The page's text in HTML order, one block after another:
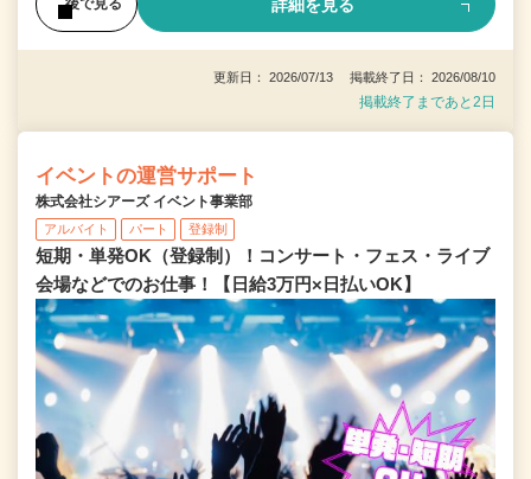
後で見る 詳細を見る
更新日： 2026/07/13 掲載終了日： 2026/08/10
掲載終了まであと2日
イベントの運営サポート
株式会社シアーズ イベント事業部
アルバイト パート 登録制
短期・単発OK（登録制）！コンサート・フェス・ライブ
会場などでのお仕事！【日給3万円×日払いOK】